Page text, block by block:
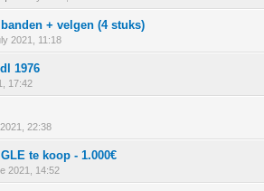
+ velgen (4 stuks)
2021, 11:18
- 0 van 5 gemiddeld
1 2345
1976
17:42
- 0 van 5 gemiddeld
22:38
- 0 van 5 gemiddeld
te koop - 1.000€
2021, 14:52
- 0 van 5 gemiddeld
12345